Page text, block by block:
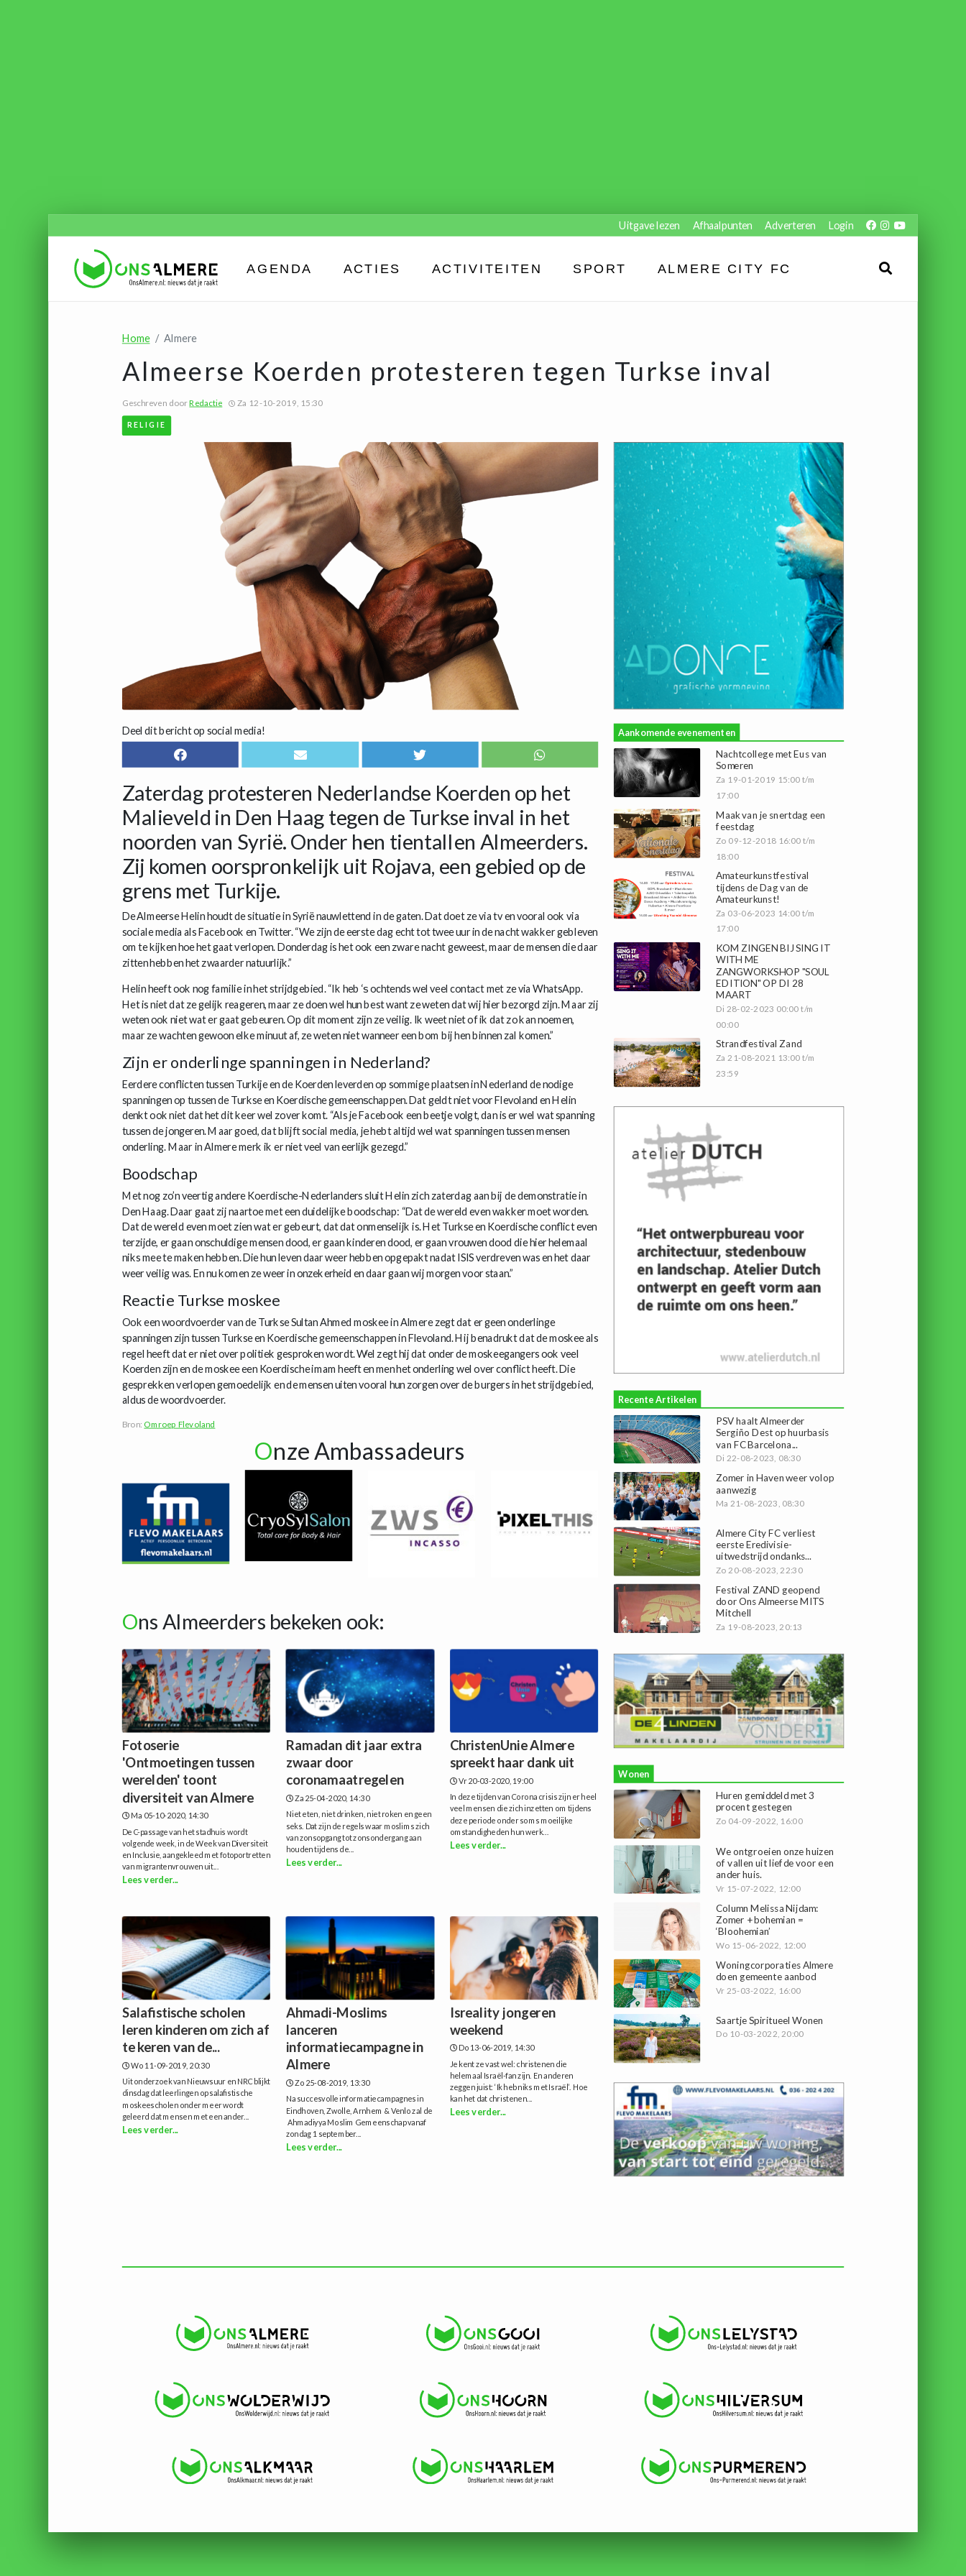
Uitgave lezen Afhaalpunten Adverteren Login
AGENDA ACTIES ACTIVITEITEN SPORT ALMERE CITY FC
Home Almere
Almeerse Koerden protesteren tegen Turkse inval
Geschreven doorRedactie Za 12-10-2019, 15:30
RELIGIE
Deel dit bericht op social media!
Zaterdag protesteren Nederlandse Koerden op het
Malieveld in Den Haag tegen de Turkse inval in het
noorden van Syrië. Onder hen tientallen Almeerders.
Zij komen oorspronkelijk uit Rojava, een gebied op de
grens met Turkije.
De Almeerse Helin houdt de situatie in Syrië nauwlettend in de gaten. Dat doet ze via tv en vooral ook via
sociale media als Facebook en Twitter. “We zijn de eerste dag echt tot twee uur in de nacht wakker gebleven
om te kijken hoe het gaat verlopen. Donderdag is het ook een zware nacht geweest, maar de mensen die daar
zitten hebben het zwaarder natuurlijk.”
Helin heeft ook nog familie in het strijdgebied. “Ik heb ‘s ochtends wel veel contact met ze via WhatsApp.
Het is niet dat ze gelijk reageren, maar ze doen wel hun best want ze weten dat wij hier bezorgd zijn. Maar zij
weten ook niet wat er gaat gebeuren. Op dit moment zijn ze veilig. Ik weet niet of ik dat zo kan noemen,
maar ze wachten gewoon elke minuut af, ze weten niet wanneer een bom bij hen binnen zal komen.”
Zijn er onderlinge spanningen in Nederland?
Eerdere conflicten tussen Turkije en de Koerden leverden op sommige plaatsen in Nederland de nodige
spanningen op tussen de Turkse en Koerdische gemeenschappen. Dat geldt niet voor Flevoland en Helin
denkt ook niet dat het dit keer wel zover komt. “Als je Facebook een beetje volgt, dan is er wel wat spanning
tussen de jongeren. Maar goed, dat blijft social media, je hebt altijd wel wat spanningen tussen mensen
onderling. Maar in Almere merk ik er niet veel van eerlijk gezegd.”
Boodschap
Met nog zo’n veertig andere Koerdische-Nederlanders sluit Helin zich zaterdag aan bij de demonstratie in
Den Haag. Daar gaat zij naartoe met een duidelijke boodschap: “Dat de wereld even wakker moet worden.
Dat de wereld even moet zien wat er gebeurt, dat dat onmenselijk is. Het Turkse en Koerdische conflict even
terzijde, er gaan onschuldige mensen dood, er gaan kinderen dood, er gaan vrouwen dood die hier helemaal
niks mee te maken hebben. Die hun leven daar weer hebben opgepakt nadat ISIS verdreven was en het daar
weer veilig was. En nu komen ze weer in onzekerheid en daar gaan wij morgen voor staan.”
Reactie Turkse moskee
Ook een woordvoerder van de Turkse Sultan Ahmed moskee in Almere zegt dat er geen onderlinge
spanningen zijn tussen Turkse en Koerdische gemeenschappen in Flevoland. Hij benadrukt dat de moskee als
regel heeft dat er niet over politiek gesproken wordt. Wel zegt hij dat onder de moskeegangers ook veel
Koerden zijn en de moskee een Koerdische imam heeft en men het onderling wel over conflict heeft. Die
gesprekken verlopen gemoedelijk en de mensen uiten vooral hun zorgen over de burgers in het strijdgebied,
aldus de woordvoerder.
Bron: Omroep Flevoland
Onze Ambassadeurs
Ons Almeerders bekeken ook:
Fotoserie
'Ontmoetingen tussen
werelden' toont
diversiteit van Almere
Ma 05-10-2020, 14:30
De C-passage van het stadhuis wordt
volgende week, in de Week van Diversiteit
en Inclusie, aangekleed met fotoportretten
van migrantenvrouwen uit...
Lees verder...
Ramadan dit jaar extra
zwaar door
coronamaatregelen
Za 25-04-2020, 14:30
Niet eten, niet drinken, niet roken en geen
seks. Dat zijn de regels waar moslims zich
van zonsopgang tot zonsondergang aan
houden tijdens de...
Lees verder...
ChristenUnie Almere
spreekt haar dank uit
Vr 20-03-2020, 19:00
In deze tijden van Corona crisis zijn er heel
veel mensen die zich inzetten om tijdens
deze periode onder soms moeilijke
omstandigheden hun werk...
Lees verder...
Salafistische scholen
leren kinderen om zich af
te keren van de...
Wo 11-09-2019, 20:30
Uit onderzoek van Nieuwsuur en NRC blijkt
dinsdag dat leerlingen op salafistische
moskeescholen onder meer wordt
geleerd dat mensen met een ander...
Lees verder...
Ahmadi-Moslims
lanceren
informatiecampagne in
Almere
Zo 25-08-2019, 13:30
Na succesvolle informatiecampagnes in
Eindhoven, Zwolle, Arnhem & Venlo zal de
Ahmadiyya Moslim Gemeenschap vanaf
zondag 1 september...
Lees verder...
Isreality jongeren
weekend
Do 13-06-2019, 14:30
Je kent ze vast wel: christenen die
helemaal Israël-fan zijn. En anderen
zeggen juist: ‘Ik heb niks met Israël’. Hoe
kan het dat christenen...
Lees verder...
Aankomende evenementen
Nachtcollege met Eus van
Someren
Za 19-01-2019 15:00 t/m
17:00
Maak van je snertdag een
feestdag
Zo 09-12-2018 16:00 t/m
18:00
Amateurkunstfestival
tijdens de Dag van de
Amateurkunst!
Za 03-06-2023 14:00 t/m
17:00
KOM ZINGEN BIJ SING IT
WITH ME
ZANGWORKSHOP "SOUL
EDITION" OP DI 28
MAART
Di 28-02-2023 00:00 t/m
00:00
Strandfestival Zand
Za 21-08-2021 13:00 t/m
23:59
Recente Artikelen
PSV haalt Almeerder
Sergiño Dest op huurbasis
van FC Barcelona...
Di 22-08-2023, 08:30
Zomer in Haven weer volop
aanwezig
Ma 21-08-2023, 08:30
Almere City FC verliest
eerste Eredivisie-
uitwedstrijd ondanks...
Zo 20-08-2023, 22:30
Festival ZAND geopend
door Ons Almeerse MITS
Mitchell
Za 19-08-2023, 20:13
Wonen
Huren gemiddeld met 3
procent gestegen
Zo 04-09-2022, 16:00
We ontgroeien onze huizen
of vallen uit liefde voor een
ander huis.
Vr 15-07-2022, 12:00
Column Melissa Nijdam:
Zomer + bohemian =
‘Bloohemian’
Wo 15-06-2022, 12:00
Woningcorporaties Almere
doen gemeente aanbod
Vr 25-03-2022, 16:00
Saartje Spiritueel Wonen
Do 10-03-2022, 20:00